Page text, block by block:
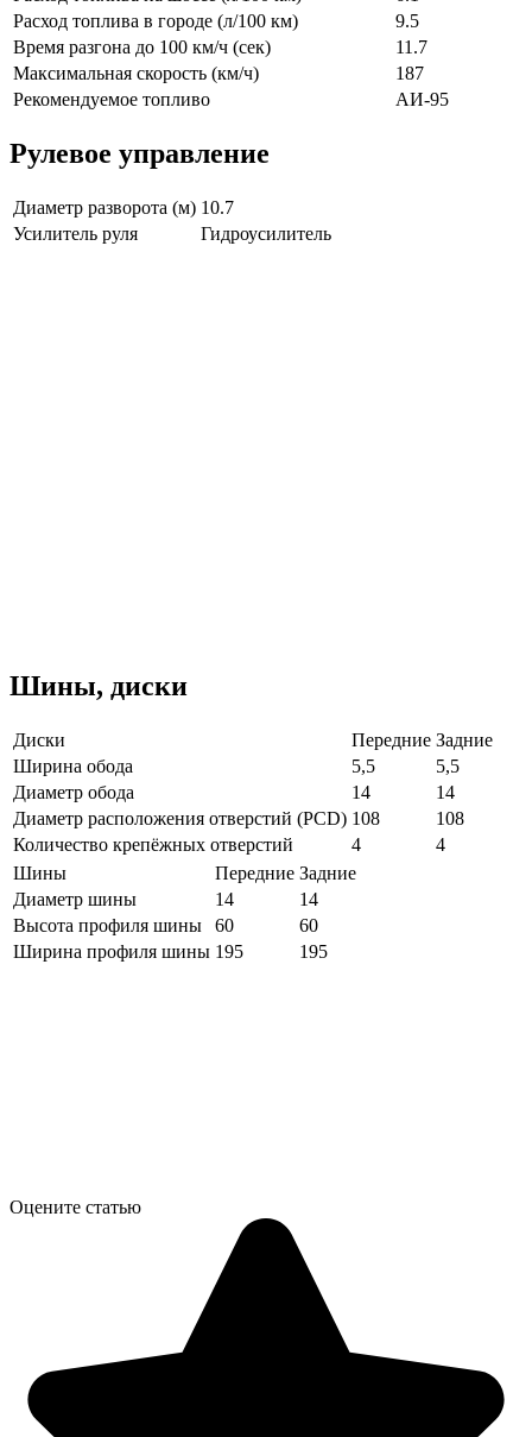
Расход топлива в городе (л/100 км)
9.5
Время разгона до 100 км/ч (сек)
11.7
Максимальная скорость (км/ч)
187
Рекомендуемое топливо
АИ-95
Рулевое управление
Диаметр разворота (м) 10.7
Усилитель руля
Гидроусилитель
Шины, диски
Диски Передние Задние
Ширина обода
5,5
5,5
Диаметр обода
14
14
Диаметр расположения отверстий (PCD) 108
108
Количество крепёжных отверстий
4
4
Шины
Передние Задние
Диаметр шины
14
14
Высота профиля шины
60
60
Ширина профиля шины 195 195
Оцените статью